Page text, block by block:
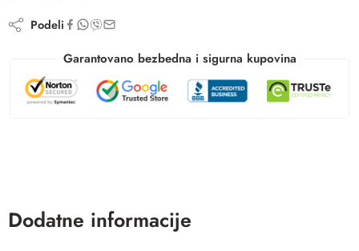
Podeli
Garantovano bezbedna i sigurna kupovina
Dodatne informacije